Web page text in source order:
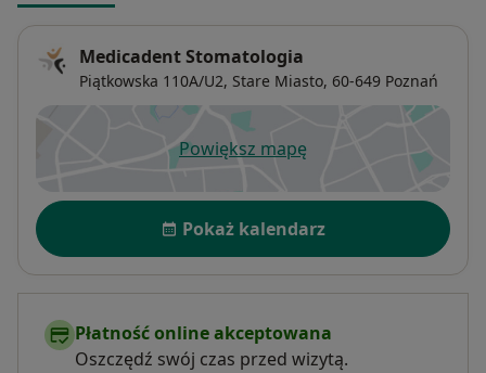
Medicadent Stomatologia
Piątkowska 110A/U2, Stare Miasto, 60-649 Poznań
Powiększ mapęotwiera się w nowej karcie
Dostępność
Pokaż kalendarz
Płatność online akceptowana
Oszczędź swój czas przed wizytą.